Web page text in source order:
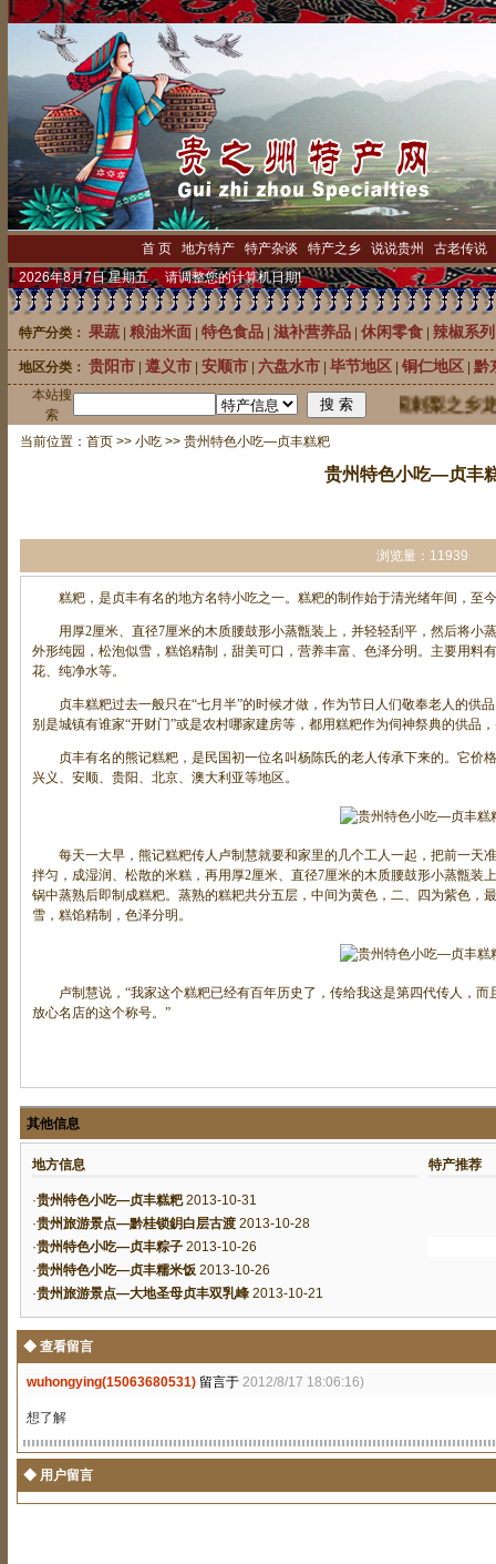
首 页 地方特产 特产杂谈 特产之乡 说说贵州 古老传说
2026年8月7日 星期五 请调整您的计算机日期!
特产分类： 果蔬 粮油米面 特色食品 滋补营养品 休闲零食 辣椒系列
地区分类： 贵阳市 遵义市 安顺市 六盘水市 毕节地区 铜仁地区 黔
本站搜
索
中国刺梨之乡龙
当前位置： 首页>> 小吃>> 贵州特色小吃—贞丰糕粑
贵州特色小吃—贞丰
浏览量：11939
糕粑，是贞丰有名的地方名特小吃之一。糕粑的制作始于清光绪年间，至今
用厚2厘米、直径7厘米的木质腰鼓形小蒸甑装上，并轻轻刮平，然后将小
外形纯园，松泡似雪，糕馅精制，甜美可口，营养丰富、色泽分明。主要用料
花、纯净水等。
贞丰糕粑过去一般只在“七月半”的时候才做，作为节日人们敬奉老人的供
别是城镇有谁家“开财门”或是农村哪家建房等，都用糕粑作为伺神祭典的供品
贞丰有名的熊记糕粑，是民国初一位名叫杨陈氏的老人传承下来的。它价
兴义、安顺、贵阳、北京、澳大利亚等地区。
每天一大早，熊记糕粑传人卢制慧就要和家里的几个工人一起，把前一天
拌匀，成湿润、松散的米糕，再用厚2厘米、直径7厘米的木质腰鼓形小蒸甑装
锅中蒸熟后即制成糕粑。蒸熟的糕耙共分五层，中间为黄色，二、四为紫色，
雪，糕馅精制，色泽分明。
卢制慧说，“我家这个糕粑已经有百年历史了，传给我这是第四代传人，而
放心名店的这个称号。”
其他信息
地方信息 特产推荐
·贵州特色小吃—贞丰糕粑2013-10-31
·贵州旅游景点—黔桂锁鈅白层古渡 2013-10-28
·贵州特色小吃—贞丰粽子2013-10-26
·贵州特色小吃—贞丰糯米饭2013-10-26
·贵州旅游景点—大地圣母贞丰双乳峰2013-10-21
◆ 查看留言
wuhongying(15063680531) 留言于 2012/8/17 18:06:16)
想了解
◆ 用户留言